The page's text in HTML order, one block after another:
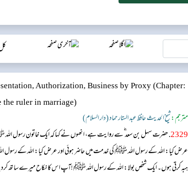
Authorization, Business by Proxy (Chapter:
the ruler in marriage)
مترجم:شیخ الحدیث حافظ عبد الستار حماد (دار السلام)
2329. حضرت سہل بن سعد ؓ سے روایت ہے، انھوں نے کہا کہ ایک خاتون رسول اللہ
عرض کیا: اللہ کے رسول اللہ ﷺ کی خدمت میں حاضر ہوئی اور عرض کیا: اللہ کے
ہبہ کرتی ہوں۔ ایک شخص بولا: اللہ کے رسول اللہ ﷺ !آپ اس کا نکاح میرے ساتھ